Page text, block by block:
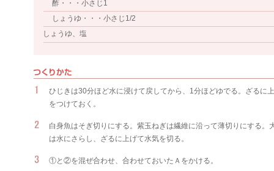
酢・・・小さじ1
しょうゆ・・・小さじ1/2
しょうゆ、塩
ひじきは30分ほど水に浸けて戻してから、1分ほどゆでる。ざるに
をつけておく。
白身魚はそぎ切りにする。紫玉ねぎは繊維に沿って薄切りにする
は水にさらし、ざるに上げて水気を切る。
①と②を混ぜ合わせ、合わせておいたＡをかける。